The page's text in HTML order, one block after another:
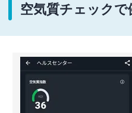
空気質チェックで